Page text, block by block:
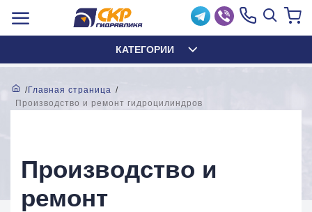
КАТЕГОРИИ
Главная страница
Производство и ремонт гидроцилиндров
Производство и
ремонт